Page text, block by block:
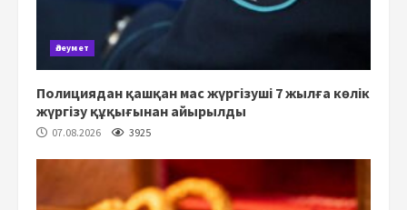
Әлеумет
Полициядан қашқан мас жүргізуші 7 жылға көлік
жүргізу құқығынан айырылды
07.08.2026 3925